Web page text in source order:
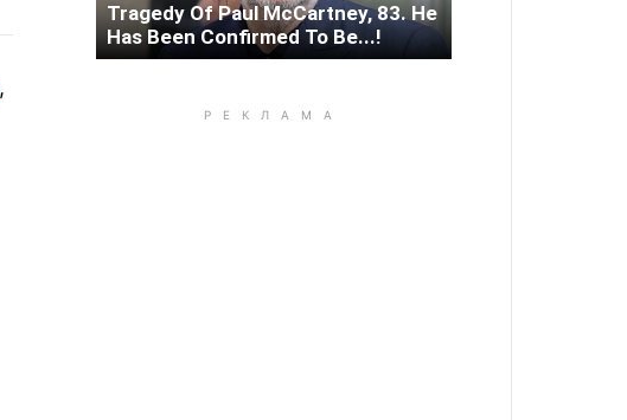
,
Tragedy Of Paul McCartney, 83. He
Has Been Confirmed To Be...!